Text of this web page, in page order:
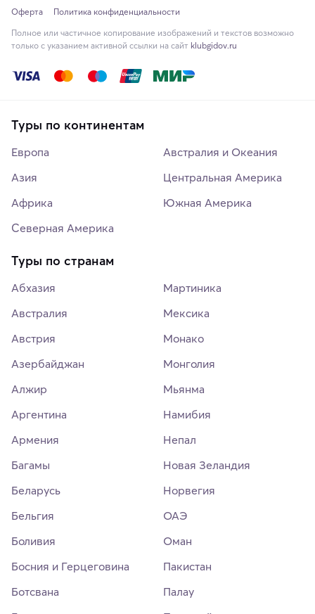
Оферта
Политика конфиденциальности
Полное или частичное копирование изображений и текстов возможно
только с указанием активной ссылки на сайт klubgidov.ru
Туры по континентам
Европа
Азия
Африка
Северная Америка
Австралия и Океания
Центральная Америка
Южная Америка
Туры по странам
Абхазия
Австралия
Австрия
Азербайджан
Алжир
Аргентина
Армения
Багамы
Беларусь
Бельгия
Боливия
Босния и Герцеговина
Ботсвана
Мартиника
Мексика
Монако
Монголия
Мьянма
Намибия
Непал
Новая Зеландия
Норвегия
ОАЭ
Оман
Пакистан
Палау